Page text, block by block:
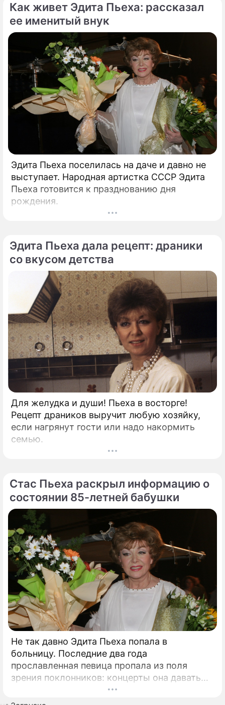
Как живет Эдита Пьеха: рассказал
ее именитый внук
Эдита Пьеха поселилась на даче и давно не
выступает. Народная артистка СССР Эдита
Пьеха готовится к празднованию дня
рождения.
Эдита Пьеха дала рецепт: драники
со вкусом детства
Для желудка и души! Пьеха в восторге!
Рецепт драников выручит любую хозяйку,
если нагрянут гости или надо накормить
семью.
Стас Пьеха раскрыл информацию о
состоянии 85-летней бабушки
Не так давно Эдита Пьеха попала в
больницу. Последние два года
прославленная певица пропала из поля
зрения поклонников: концерты она давать
перестала, да и на телевидении не мелькала.